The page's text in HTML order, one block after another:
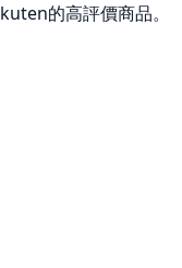
的高評價商品。